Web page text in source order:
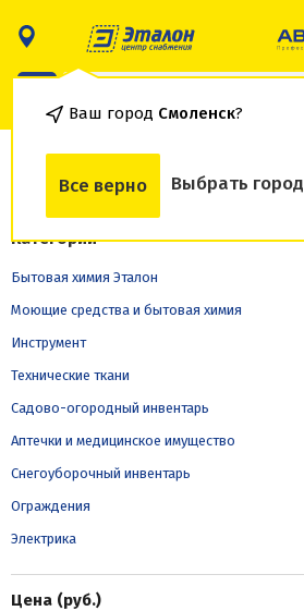
Ваш город Смоленск?
Все верно Выбрать город
Технические ткани
Категории
Бытовая химия Эталон
Моющие средства и бытовая химия
Инструмент
Технические ткани
Садово-огородный инвентарь
Аптечки и медицинское имущество
Снегоуборочный инвентарь
Ограждения
Электрика
Цена (руб.)